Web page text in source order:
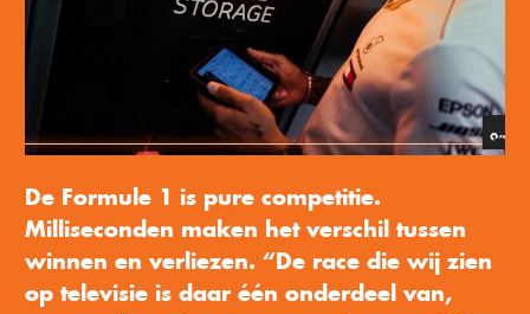
De Formule 1 is pure competitie.
Milliseconden maken het verschil tussen
winnen en verliezen. “De race die wij zien
op televisie is daar één onderdeel van,